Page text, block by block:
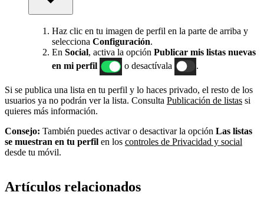
Haz clic en tu imagen de perfil en la parte de arriba y
selecciona Configuración.
En Social, activa la opción Publicar mis listas nuevas
en mi perfil
o desactívala
Si se publica una lista en tu perfil y lo haces privado, el resto de los
usuarios ya no podrán ver la lista. Consulta Publicación de listas si
quieres más información.
Consejo: También puedes activar o desactivar la opción Las listas
se muestran en tu perfil en los controles de Privacidad y social
desde tu móvil.
Artículos relacionados